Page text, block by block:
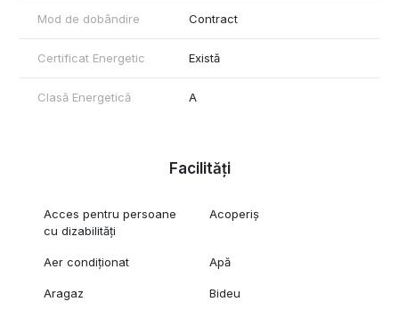
Mod de dobândire Contract
Certificat Energetic Există
Clasă Energetică A
Facilități
Acces pentru persoane
cu dizabilități
Acoperiș
Aer condiționat Apă
Aragaz Bideu